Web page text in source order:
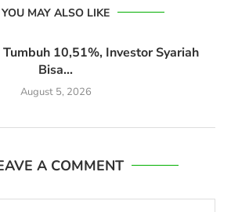
YOU MAY ALSO LIKE
10,51%, Investor Syariah
Bisa...
August 5, 2026
A COMMENT